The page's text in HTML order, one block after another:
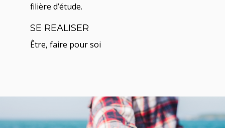
filière d’étude.
SE REALISER
Être, faire pour soi